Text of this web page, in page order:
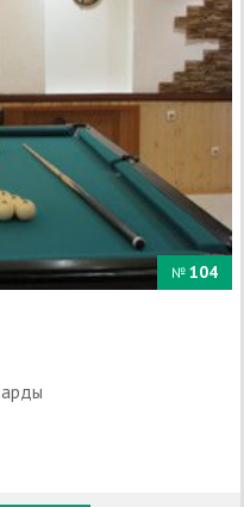
№ 104